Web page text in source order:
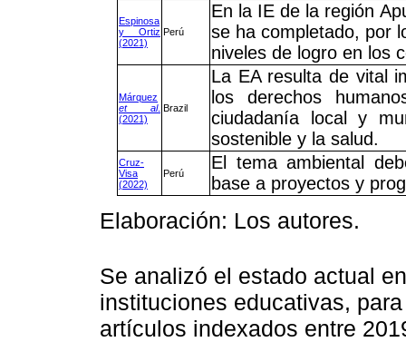
Espinosa
y Ortiz
(2021)
Perú
En la IE de la región
se ha completado, por
niveles de logro en los
Márquez
et al.
(2021)
Brazil
La EA resulta de vital
los derechos
ciudadanía local y
sostenible y la salud.
Cruz-
Visa
(2022)
Perú
El tema ambiental
base a proyectos y
Elaboración: Los autores.
Se analizó el estado actual
instituciones educativas,
artículos indexados entre